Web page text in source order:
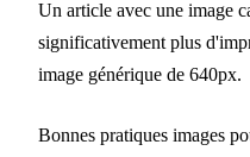
Un article avec une image
significativement plus
image générique de 640px.
Bonnes pratiques images